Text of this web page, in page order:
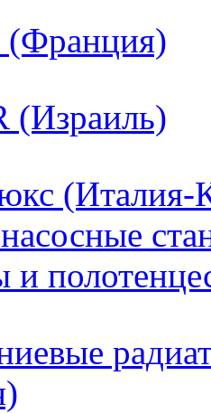
(Израиль)
(Италия-
и